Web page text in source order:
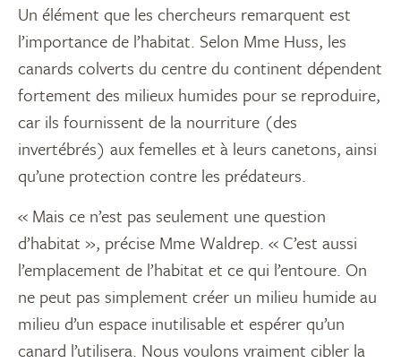
Un élément que les chercheurs remarquent est
l’importance de l’habitat. Selon Mme Huss, les
canards colverts du centre du continent dépendent
fortement des milieux humides pour se reproduire,
car ils fournissent de la nourriture (des
invertébrés) aux femelles et à leurs canetons, ainsi
qu’une protection contre les prédateurs.
« Mais ce n’est pas seulement une question
d’habitat », précise Mme Waldrep. « C’est aussi
l’emplacement de l’habitat et ce qui l’entoure. On
ne peut pas simplement créer un milieu humide au
milieu d’un espace inutilisable et espérer qu’un
canard l’utilisera. Nous voulons vraiment cibler la